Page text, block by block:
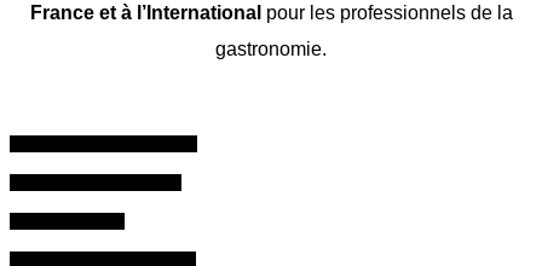
France et à l’International pour les professionnels de la
gastronomie.